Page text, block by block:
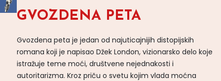
GVOZDENA PETA
Gvozdena peta je jedan od najuticajnijih distopijskih
romana koji je napisao Džek London, vizionarsko delo koje
istražuje teme moći, društvene nejednakosti i
autoritarizma. Kroz priču o svetu kojim vlada moćna